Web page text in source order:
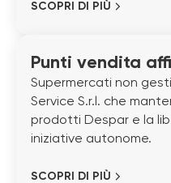
SCOPRI DI PIÙ
Punti vendita
Supermercati non
Service S.r.l. che
prodotti Despar e la
iniziative autonome.
SCOPRI DI PIÙ